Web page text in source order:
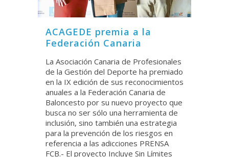
ACAGEDE premia a la
Federación Canaria
La Asociación Canaria de Profesionales
de la Gestión del Deporte ha premiado
en la IX edición de sus reconocimientos
anuales a la Federación Canaria de
Baloncesto por su nuevo proyecto que
busca no ser sólo una herramienta de
inclusión, sino también una estrategia
para la prevención de los riesgos en
referencia a las adicciones PRENSA
FCB.- El proyecto Incluye Sin Límites